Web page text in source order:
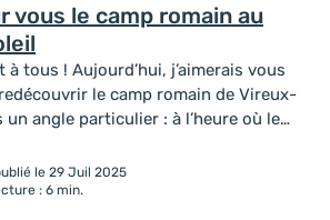
vous le camp romain au
tous ! Aujourd’hui, j’aimerais vous
le camp romain de Vireux-
un angle particulier : à l’heure où le
j’espère susciter la curiosité de
visité. Pour moi, rien...
le 29 Juil 2025
: 6 min.